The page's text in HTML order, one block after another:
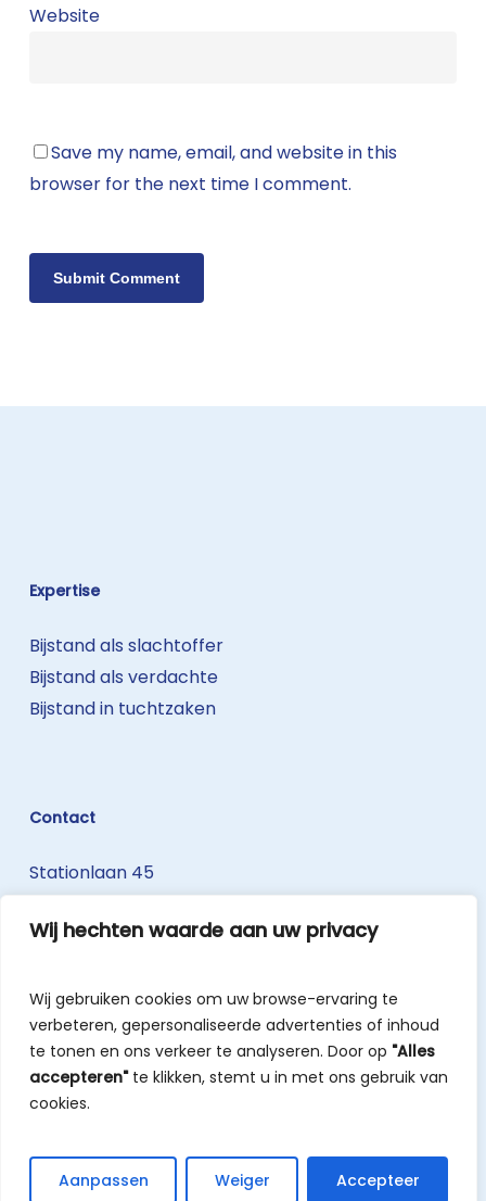
Wij hechten waarde aan uw privacy
Wij gebruiken cookies om uw browse-ervaring te
verbeteren, gepersonaliseerde advertenties of inhoud
te tonen en ons verkeer te analyseren. Door op "Alles
accepteren"te klikken, stemt u in met ons gebruik van
cookies.
Aanpassen Weiger Accepteer
Website
Save my name, email, and website in this
browser for the next time I comment.
Expertise
Bijstand als slachtoffer
Bijstand als verdachte
Bijstand in tuchtzaken
Contact
Stationlaan 45
W: www.belisius.be
info@belisius.be
© 2026 Advocaat van de politie - Belisius.